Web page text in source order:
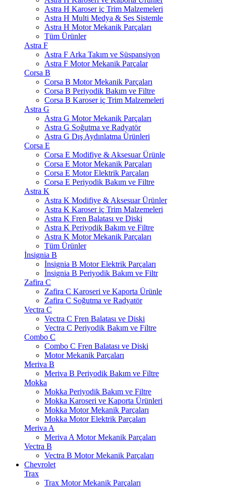
Astra H Karoser iç Trim Malzemeleri
Astra H Multi Medya & Ses Sistemle
Astra H Motor Mekanik Parçaları
Tüm Ürünler
Astra F
Astra F Arka Takım ve Süspansiyon
Astra F Motor Mekanik Parçalar
Corsa B
Corsa B Motor Mekanik Parçaları
Corsa B Periyodik Bakım ve Filtre
Corsa B Karoser iç Trim Malzemeleri
Astra G
Astra G Motor Mekanik Parçaları
Astra G Soğutma ve Radyatör
Astra G Dış Aydınlatma Ürünleri
Corsa E
Corsa E Modifiye & Aksesuar Ürünle
Corsa E Motor Mekanik Parçaları
Corsa E Motor Elektrik Parçaları
Corsa E Periyodik Bakım ve Filtre
Astra K
Astra K Modifiye & Aksesuar Ürünler
Astra K Karoser iç Trim Malzemeleri
Astra K Fren Balatası ve Diski
Astra K Periyodik Bakım ve Filtre
Astra K Motor Mekanik Parçaları
Tüm Ürünler
İnsignia B
İnsignia B Motor Elektrik Parçaları
İnsignia B Periyodik Bakım ve Filtr
Zafira C
Zafira C Karoseri ve Kaporta Ürünle
Zafira C Soğutma ve Radyatör
Vectra C
Vectra C Fren Balatası ve Diski
Vectra C Periyodik Bakım ve Filtre
Combo C
Combo C Fren Balatası ve Diski
Motor Mekanik Parçaları
Meriva B
Meriva B Periyodik Bakım ve Filtre
Mokka
Mokka Periyodik Bakım ve Filtre
Mokka Karoseri ve Kaporta Ürünleri
Mokka Motor Mekanik Parçaları
Mokka Motor Elektrik Parçaları
Meriva A
Meriva A Motor Mekanik Parçaları
Vectra B
Vectra B Motor Mekanik Parçaları
Chevrolet
Trax
Trax Motor Mekanik Parçaları